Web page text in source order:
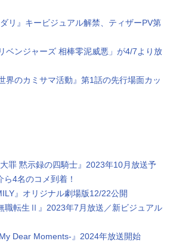
リ』キービジュアル解禁、ティザーPV第
ベンジャーズ 相棒零泥威悪」が4/7より放
界のカミサマ活動』第1話の先行場面カッ
罪 黙示録の四騎士』2023年10月放送予
4名のコメ到着！
』オリジナル劇場版12/22公開
職転生Ⅱ』2023年7月放送／新ビジュアル
Dear Moments-』2024年放送開始